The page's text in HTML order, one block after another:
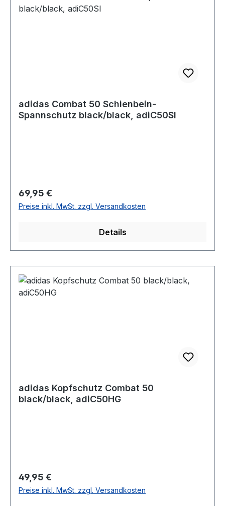
adidas Combat 50 Schienbein-
Spannschutz black/black, adiC50SI
Regulärer Preis:
69,95 €
Preise inkl. MwSt. zzgl. Versandkosten
Details
adidas Kopfschutz Combat 50
black/black, adiC50HG
Regulärer Preis:
49,95 €
Preise inkl. MwSt. zzgl. Versandkosten